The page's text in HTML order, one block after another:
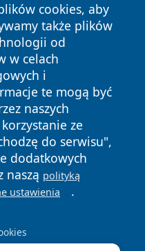
cookies, aby
także plików
od
w celach
i
te mogą być
naszych
ze
do serwisu",
dodatkowych
naszą polityką
ustawienia .
prawa zastrzeżone.
Polityka
Cookies